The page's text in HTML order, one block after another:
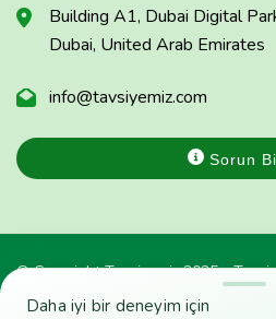
Daha iyi bir deneyim için
Building A1, Dubai Digital
Dubai, United Arab Emirates
info@tavsiyemiz.com
Sorun
© Copyright Tavsiyemiz 2025 -